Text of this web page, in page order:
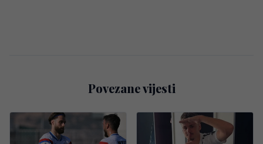
Povezane vijesti